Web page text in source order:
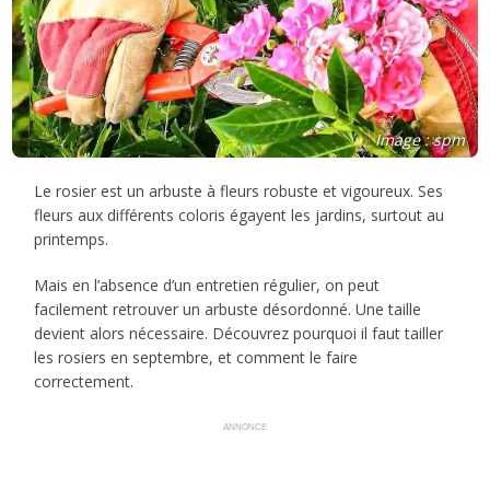
Image : spm
Le rosier est un arbuste à fleurs robuste et vigoureux. Ses
fleurs aux différents coloris égayent les jardins, surtout au
printemps.
Mais en l’absence d’un entretien régulier, on peut
facilement retrouver un arbuste désordonné. Une taille
devient alors nécessaire. Découvrez pourquoi il faut tailler
les rosiers en septembre, et comment le faire
correctement.
ANNONCE